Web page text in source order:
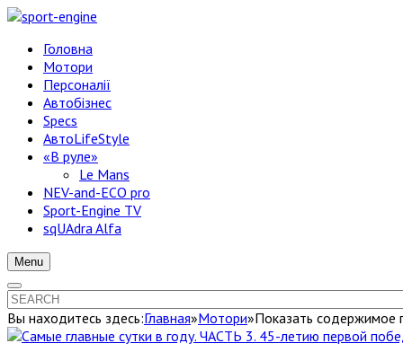
Головна
Мотори
Персоналії
Автобізнес
Specs
АвтоLifeStyle
«В руле»
Le Mans
NEV-and-ECO pro
Sport-Engine TV
sqUAdra Alfa
Menu
Вы находитесь здесь:Главная»Мотори»Показать содержимое